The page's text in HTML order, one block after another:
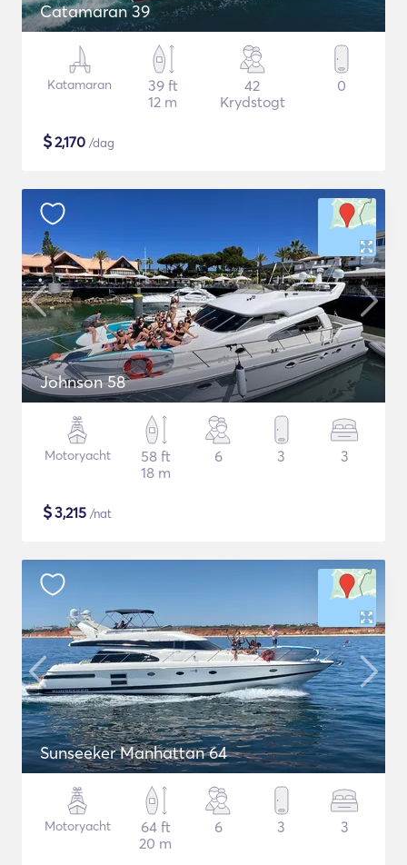
Catamaran 39
Katamaran
39 ft
12 m
42
Krydstogt
0
$2,170 /dag
Johnson 58
Motoryacht
58 ft
18 m
6 3 3
$3,215 /nat
Sunseeker Manhattan 64
Motoryacht
64 ft
20 m
6 3 3